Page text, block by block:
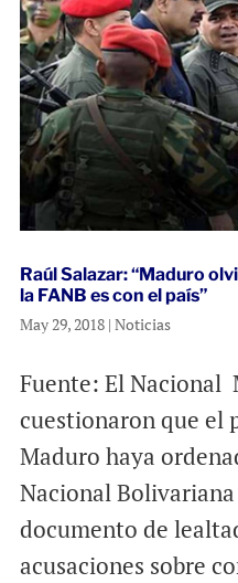
Raúl Salazar: “Maduro
la FANB es con el país”
May 29, 2018| Noticias
Fuente: El Nacional
cuestionaron que el
Maduro haya
Nacional
documento de
acusaciones sobre